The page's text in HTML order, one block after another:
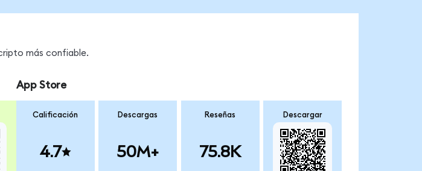
más confiable.
App Store
Calificación
4.7
Descargas
50M+
Reseñas
75.8K
Descargar